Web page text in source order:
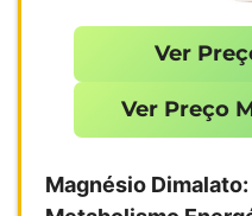
Ver
Ver Preço
Magnésio